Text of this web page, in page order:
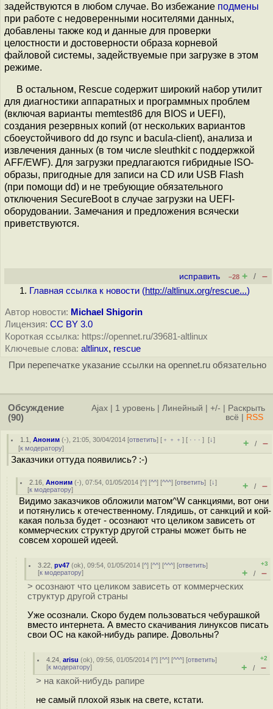
задействуются в любом случае. Во избежание подмены
при работе с недоверенными носителями данных,
добавлены также код и данные для проверки
целостности и достоверности образа корневой
файловой системы, задействуемые при загрузке в этом
режиме.
В остальном, Rescue содержит широкий набор утилит
для диагностики аппаратных и программных проблем
(включая варианты memtest86 для BIOS и UEFI),
создания резервных копий (от нескольких вариантов
сбоеустойчивого dd до rsync и bacula-client), анализа и
извлечения данных (в том числе sleuthkit с поддержкой
AFF/EWF). Для загрузки предлагаются гибридные ISO-
образы, пригодные для записи на CD или USB Flash
(при помощи dd) и не требующие обязательного
отключения SecureBoot в случае загрузки на UEFI-
оборудовании. Замечания и предложения всячески
приветствуются.
исправить –28 + / –
Главная ссылка к новости (http://altlinux.org/rescue...)
Автор новости: Michael Shigorin
Лицензия: CC BY 3.0
Короткая ссылка: https://opennet.ru/39681-altlinux
Ключевые слова: altlinux, rescue
При перепечатке указание ссылки на opennet.ru обязательно
Обсуждение
(90)
Ajax 1 уровень Линейный +/-
Раскрыть
всё
RSS
1.1 ,Аноним (-), 21:05, 30/04/2014 [ответить] [ ﹢﹢﹢] [ · · ·][↓]
[к модератору] + / –
Заказчики оттуда появились? :-)
2.16 ,Аноним (-), 07:54, 01/05/2014 [^] [^^] [^^^] [ответить][↓]
[к модератору] + / –
Видимо заказчиков обложили матом^W санкциями, вот они
и потянулись к отечественному. Глядишь, от санкций и кой-
какая польза будет - осознают что целиком зависеть от
коммерческих структур другой страны может быть не
совсем хорошей идеей.
3.22 ,pv47 (ok), 09:54, 01/05/2014 [^] [^^] [^^^] [ответить]
[к модератору]
+3
+ / –
> осознают что целиком зависеть от коммерческих
структур другой страны
Уже осознали. Скоро будем пользоваться чебурашкой
вместо интернета. А вместо скачивания линуксов писать
свои ОС на какой-нибудь рапире. Довольны?
4.24 ,arisu (ok), 09:56, 01/05/2014 [^] [^^] [^^^] [ответить]
[к модератору]
+2
+ / –
> на какой-нибудь рапире
не самый плохой язык на свете, кстати.